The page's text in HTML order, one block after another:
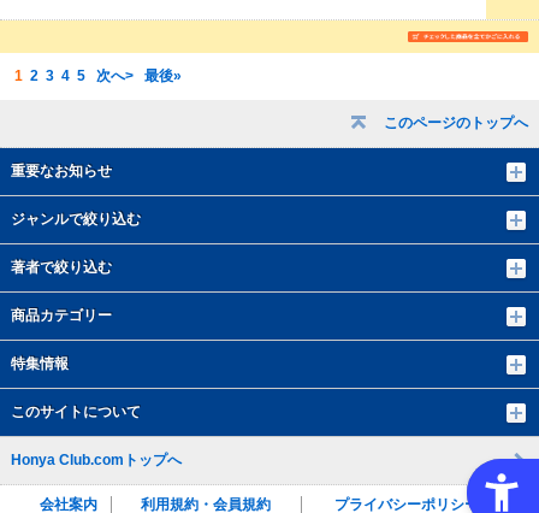
このページのトップへ
重要なお知らせ
ジャンルで絞り込む
著者で絞り込む
商品カテゴリー
特集情報
このサイトについて
1 2 3 4 5 次へ> 最後»
Honya Club.comトップへ
会社案内 利用規約・会員規約 プライバシーポリシー